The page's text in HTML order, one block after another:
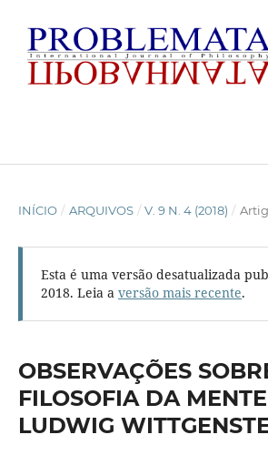
INÍCIO / ARQUIVOS / V. 9 N. 4 (2018) /
Esta é uma versão desatualizada
2018. Leia a versão mais recente.
OBSERVAÇÕES
FILOSOFIA DA
LUDWIG